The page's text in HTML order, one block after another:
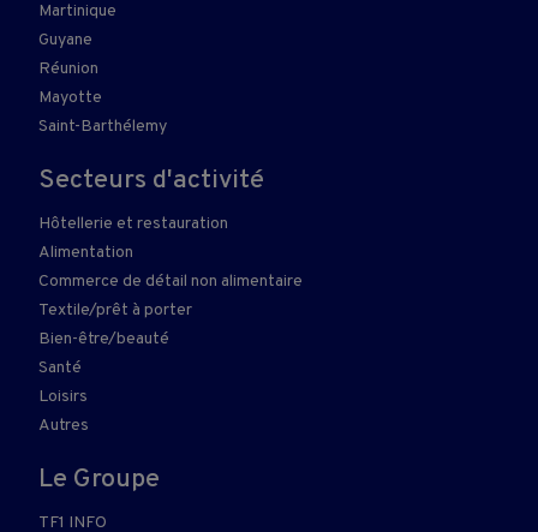
Martinique
Guyane
Réunion
Mayotte
Saint-Barthélemy
Secteurs d'activité
Hôtellerie et restauration
Alimentation
Commerce de détail non alimentaire
Textile/prêt à porter
Bien-être/beauté
Santé
Loisirs
Autres
Le Groupe
TF1 INFO